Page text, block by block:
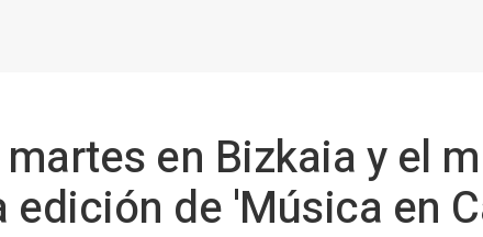
en Bizkaia y el
de 'Música en